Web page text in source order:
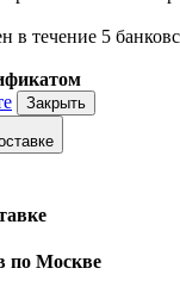
в течение 5
Закрыть
по Москве